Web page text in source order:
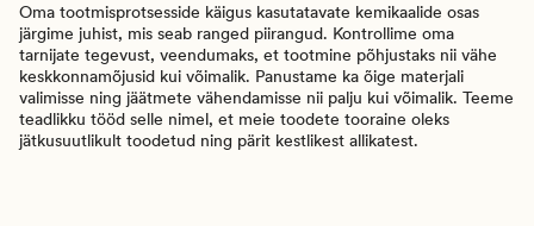
Oma tootmisprotsesside käigus kasutatavate kemikaalide osas
järgime juhist, mis seab ranged piirangud. Kontrollime oma
tarnijate tegevust, veendumaks, et tootmine põhjustaks nii vähe
keskkonnamõjusid kui võimalik. Panustame ka õige materjali
valimisse ning jäätmete vähendamisse nii palju kui võimalik. Teeme
teadlikku tööd selle nimel, et meie toodete tooraine oleks
jätkusuutlikult toodetud ning pärit kestlikest allikatest.